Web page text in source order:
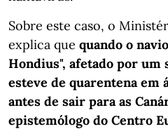
Sobre este caso, o
explica que quando o
Hondius", afetado por
esteve de quarentena em
antes de sair para as
epistemólogo do Centro